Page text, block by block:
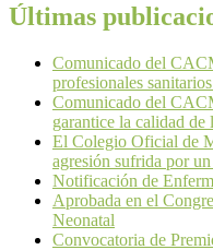
Últimas
Comunicado del
profesionales
Comunicado del
garantice la calidad de
El Colegio Oficial de
agresión sufrida por
Notificación de
Aprobada en el
Neonatal
Convocatoria de